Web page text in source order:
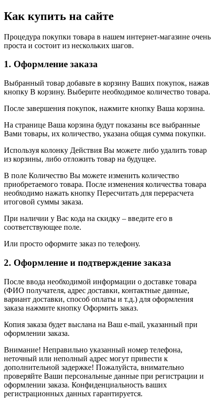
Как купить на сайте
Процедура покупки товара в нашем интернет-магазине очень
проста и состоит из нескольких шагов.
1. Оформление заказа
Выбранный товар добавьте в корзину Ваших покупок, нажав
кнопку В корзину. Выберите необходимое количество товара.
После завершения покупок, нажмите кнопку Ваша корзина.
На странице Ваша корзина будут показаны все выбранные
Вами товары, их количество, указана общая сумма покупки.
Используя колонку Действия Вы можете либо удалить товар
из корзины, либо отложить товар на будущее.
В поле Количество Вы можете изменить количество
приобретаемого товара. После изменения количества товара
необходимо нажать кнопку Пересчитать для перерасчета
итоговой суммы заказа.
При наличии у Вас кода на скидку – введите его в
соответствующее поле.
Или просто оформите заказ по телефону.
2. Оформление и подтверждение заказа
После ввода необходимой информации о доставке товара
(ФИО получателя, адрес доставки, контактные данные,
вариант доставки, способ оплаты и т.д.) для оформления
заказа нажмите кнопку Оформить заказ.
Копия заказа будет выслана на Ваш e-mail, указанный при
оформлении заказа.
Внимание! Неправильно указанный номер телефона,
неточный или неполный адрес могут привести к
дополнительной задержке! Пожалуйста, внимательно
проверяйте Ваши персональные данные при регистрации и
оформлении заказа. Конфиденциальность ваших
регистрационных данных гарантируется.